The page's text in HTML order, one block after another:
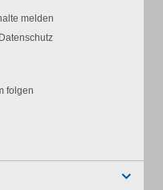
melden
Datenschutz
folgen